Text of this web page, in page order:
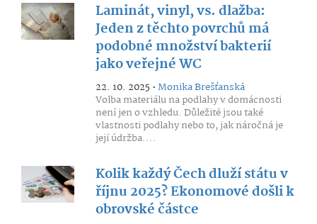
Laminát, vinyl, vs. dlažba:
Jeden z těchto povrchů má
podobné množství bakterií
jako veřejné WC
22. 10. 2025 •Monika Brešťanská
Volba materiálu na podlahy v domácnosti
není jen o vzhledu. Důležité jsou také
vlastnosti podlahy nebo to, jak náročná je
její údržba....
Kolik každý Čech dluží státu v
říjnu 2025? Ekonomové došli k
obrovské částce